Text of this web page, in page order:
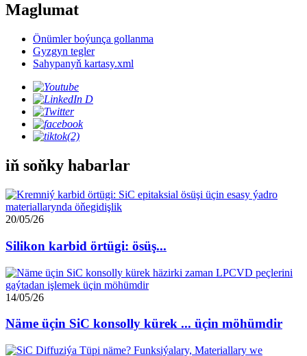
Maglumat
Önümler boýunça gollanma
Gyzgyn tegler
Sahypanyň kartasy.xml
iň soňky habarlar
20/05/26
Silikon karbid örtügi: ösüş...
14/05/26
Näme üçin SiC konsolly kürek ... üçin möhümdir